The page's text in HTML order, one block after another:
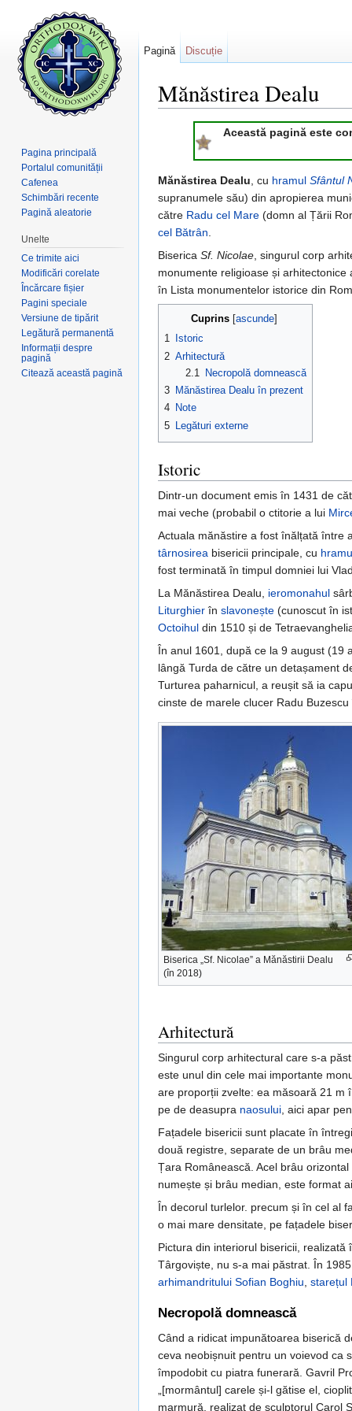
Mănăstirea Dealu
Această pagină este
Mănăstirea Dealu, cu hramul Sfântul
supranumele său) din apropierea
către Radu cel Mare (domn al Țării
cel Bătrân.
Biserica Sf. Nicolae, singurul corp
monumente religioase și
în Lista monumentelor istorice din
Cuprins[ ascunde]
1
Istoric
2 Arhitectură
2.1
Necropolă domnească
3 Mănăstirea Dealu în prezent
4 Note
5
Legături externe
Istoric
Dintr-un document emis în 1431 de
mai veche (probabil o ctitorie a lui
Actuala mănăstire a fost înălțată între
târnosirea bisericii principale, cu
fost terminată în timpul domniei lui
La Mănăstirea Dealu, ieromonahul
Liturghier în slavonește (cunoscut în
Octoihul din 1510 și de
În anul 1601, după ce la 9 august (19
lângă Turda de către un detașament
Turturea paharnicul, a reușit să ia
cinste de marele clucer Radu
Biserica „Sf. Nicolae” a Mănăstirii Dealu
(în 2018)
Arhitectură
Singurul corp arhitectural care s-a
este unul din cele mai importante
are proporții zvelte: ea măsoară 21 m
pe de deasupra naosului, aici apar
Fațadele bisericii sunt placate în
două registre, separate de un brâu
Țara Românească. Acel brâu
numește și brâu median, este format
În decorul turlelor. precum și în cel al
o mai mare densitate, pe fațadele
Pictura din interiorul bisericii,
Târgoviște, nu s-a mai păstrat. În
arhimandritului Sofian Boghiu, starețul
Necropolă domnească
Când a ridicat impunătoarea biserică
ceva neobișnuit pentru un voievod ca
împodobit cu piatra funerară. Gavril
„[mormântul] carele și-l gătise el,
marmură, realizat de sculptorul Carol
Pagină Discuție
Pagina principală
Portalul comunității
Cafenea
Schimbări recente
Pagină aleatorie
Unelte
Ce trimite aici
Modificări corelate
Încărcare fișier
Pagini speciale
Versiune de tipărit
Legătură permanentă
Informații despre
pagină
Citează această pagină